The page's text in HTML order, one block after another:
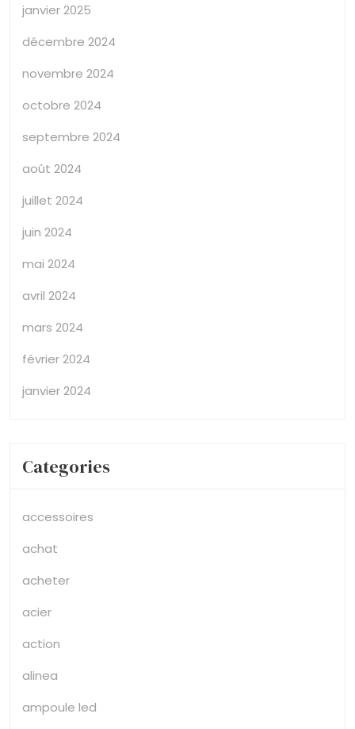
janvier 2025
décembre 2024
novembre 2024
octobre 2024
septembre 2024
août 2024
juillet 2024
juin 2024
mai 2024
avril 2024
mars 2024
février 2024
janvier 2024
Categories
accessoires
achat
acheter
acier
action
alinea
ampoule led